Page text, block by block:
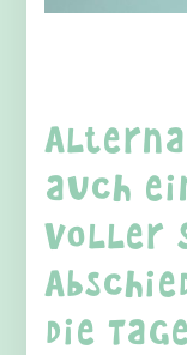
auch
voller
die